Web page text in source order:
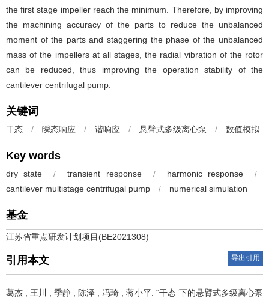
the first stage impeller reach the minimum. Therefore, by improving
the machining accuracy of the parts to reduce the unbalanced
moment of the parts and staggering the phase of the unbalanced
mass of the impellers at all stages, the radial vibration of the rotor
can be reduced, thus improving the operation stability of the
cantilever centrifugal pump.
关键词
干态 / 瞬态响应 / 谐响应 / 悬臂式多级离心泵 / 数值模拟
Key words
dry state / transient response / harmonic response
/
cantilever multistage centrifugal pump
/ numerical simulation
基金
江苏省重点研发计划项目(BE2021308)
引用本文 导出引用
葛杰 王川 季静 陈泽 冯琦 蒋小平 “干态”下的悬臂式多级离心泵